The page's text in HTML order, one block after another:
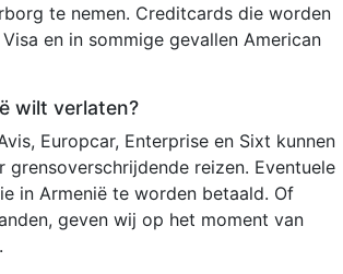
te nemen. Creditcards die worden
en in sommige gevallen American
wilt verlaten?
Europcar, Enterprise en Sixt kunnen
reizen. Eventuele
in Armenië te worden betaald. Of
geven wij op het moment van